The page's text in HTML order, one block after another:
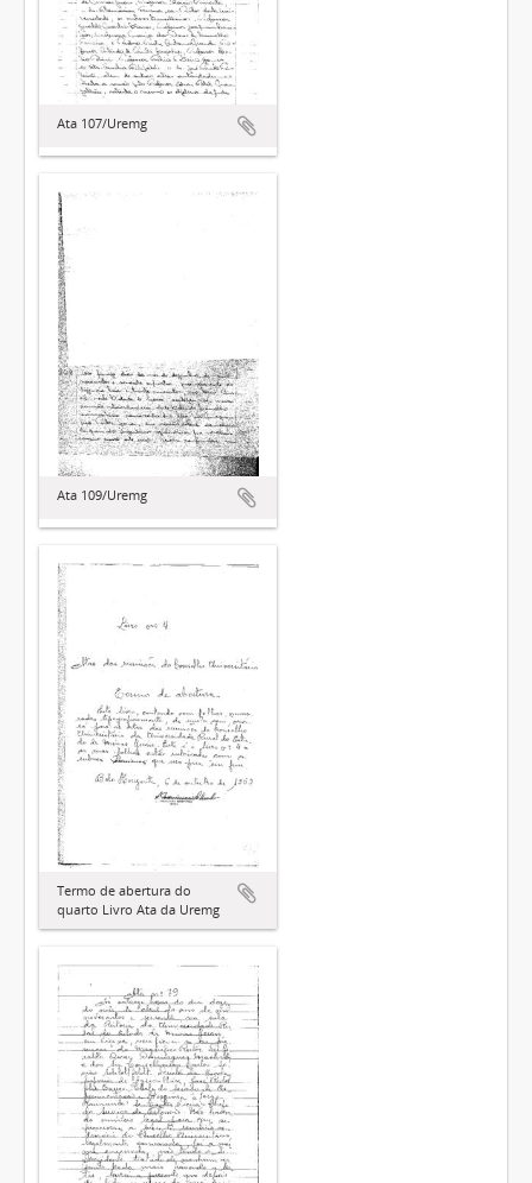
Ata 107/Uremg
Ata 109/Uremg
Termo de abertura do
quarto Livro Ata da Uremg